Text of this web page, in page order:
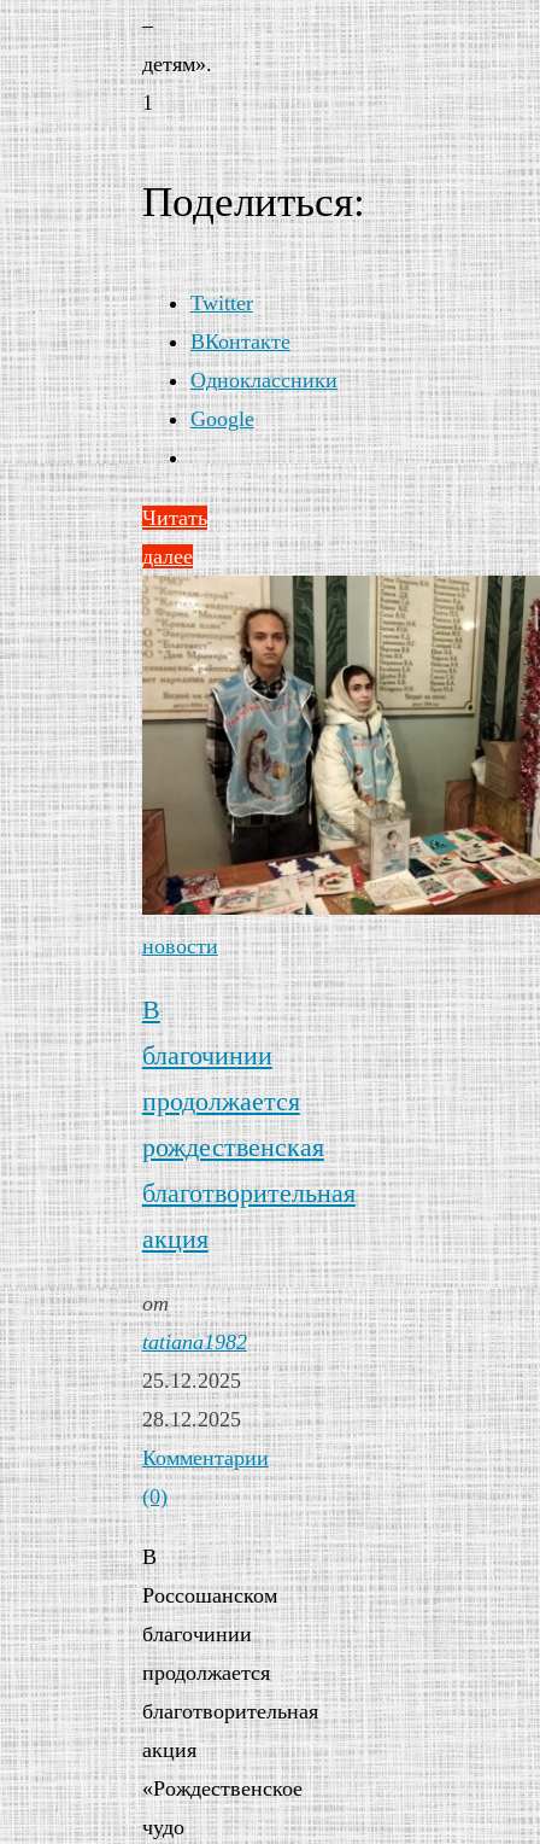
–
детям».
1
Поделиться:
Twitter
ВКонтакте
Одноклассники
Google
Читать
далее
новости
В
благочинии
продолжается
рождественская
благотворительная
акция
от
tatiana1982
25.12.2025
28.12.2025
Комментарии
(0)
В
Россошанском
благочинии
продолжается
благотворительная
акция
«Рождественское
чудо